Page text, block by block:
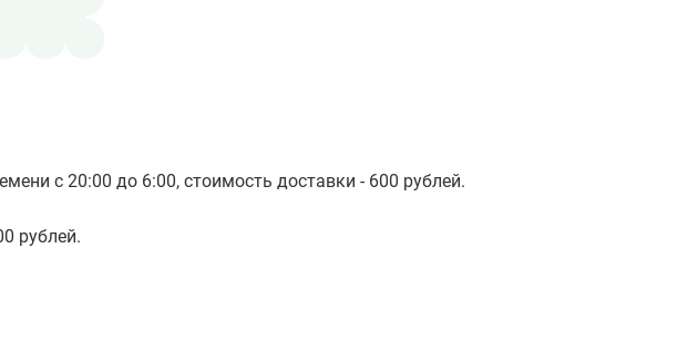
с 20:00 до 6:00, стоимость доставки - 600 рублей.
рублей.